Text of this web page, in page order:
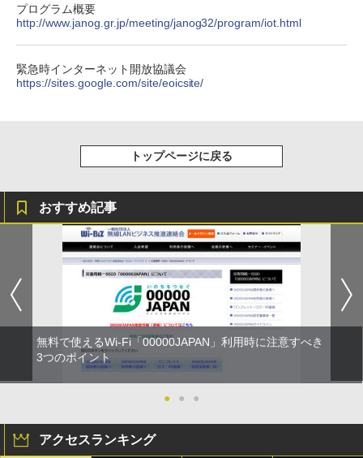
プログラム概要
http://www.janog.gr.jp/meeting/janog32/program/iot.html
緊急時インターネット開放協議会
https://sites.google.com/site/eoicsite/
トップページに戻る
おすすめ記事
無料で使えるWi-Fi「00000JAPAN」利用時に注意すべき
3つのポイント
● ● ●
アクセスランキング